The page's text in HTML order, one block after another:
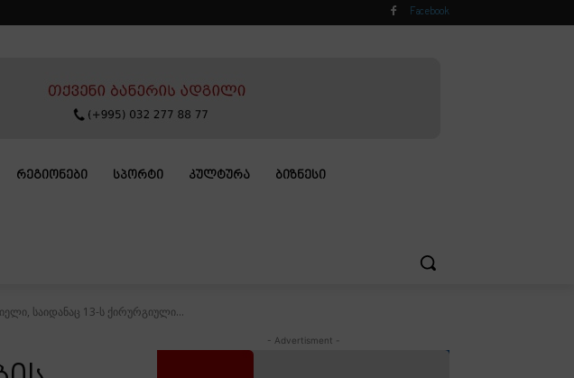
Facebook
ᲠᲔᲒᲘᲝᲜᲔᲑᲘ ᲡᲞᲝᲠᲢᲘ ᲙᲣᲚᲢᲣᲠᲐ ᲑᲘᲖᲜᲔᲡᲘ
საიდანაც 13-ს ქირურგიული...
- Advertisment -